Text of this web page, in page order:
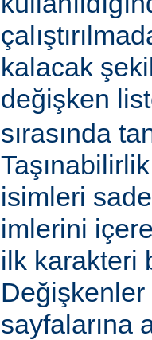
kalacak
değişken
sırasında
isimleri
imlerini
ilk karakteri
sayfalarına